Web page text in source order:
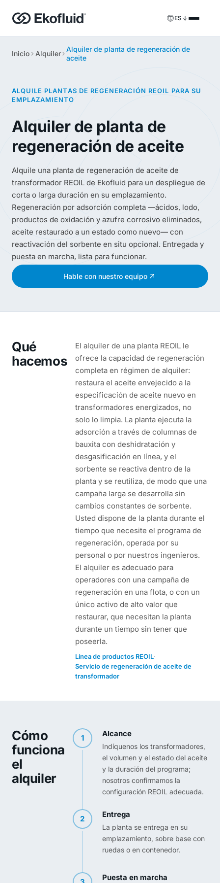
ES
Productos
Equipos de tratamiento de aceite éster
Equipos de regeneración de aceite de transformador
ECOIL
Equipos de purificación de aceite de transformador
VACOIL
Equipos de vacío para transformadores
BESPOKE
A medida
Servicios in situ
Soluciones de alquiler
Repuestos y soporte
Inicio Alquiler
Alquiler de planta de regeneración de
aceite
ALQUILE PLANTAS DE REGENERACIÓN REOIL PARA SU
EMPLAZAMIENTO
Alquiler de planta de
regeneración de aceite
Alquile una planta de regeneración de aceite de
transformador REOIL de Ekofluid para un despliegue de
corta o larga duración en su emplazamiento.
Regeneración por adsorción completa —ácidos, lodo,
productos de oxidación y azufre corrosivo eliminados,
aceite restaurado a un estado como nuevo— con
reactivación del sorbente en situ opcional. Entregada y
puesta en marcha, lista para funcionar.
Hable con nuestro equipo
Qué
hacemos
El alquiler de una planta REOIL le
ofrece la capacidad de regeneración
completa en régimen de alquiler:
restaura el aceite envejecido a la
especificación de aceite nuevo en
transformadores energizados, no
solo lo limpia. La planta ejecuta la
adsorción a través de columnas de
bauxita con deshidratación y
desgasificación en línea, y el
sorbente se reactiva dentro de la
planta y se reutiliza, de modo que una
campaña larga se desarrolla sin
cambios constantes de sorbente.
Usted dispone de la planta durante el
tiempo que necesite el programa de
regeneración, operada por su
personal o por nuestros ingenieros.
El alquiler es adecuado para
operadores con una campaña de
regeneración en una flota, o con un
único activo de alto valor que
restaurar, que necesitan la planta
durante un tiempo sin tener que
poseerla.
Línea de productos REOIL·
Servicio de regeneración de aceite de
transformador
Cómo
funciona
el
alquiler
1 Alcance
Indíquenos los transformadores,
el volumen y el estado del aceite
y la duración del programa;
nosotros confirmamos la
configuración REOIL adecuada.
2 Entrega
La planta se entrega en su
emplazamiento, sobre base con
ruedas o en contenedor.
Puesta en marcha